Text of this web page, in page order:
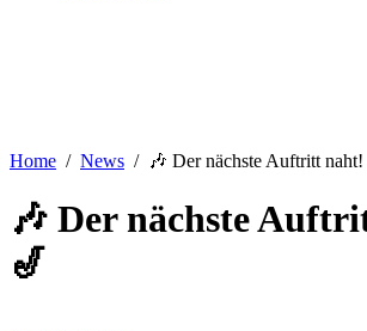
Home News 🎶 Der nächste Auftritt naht!
🎶 Der nächste
🎷